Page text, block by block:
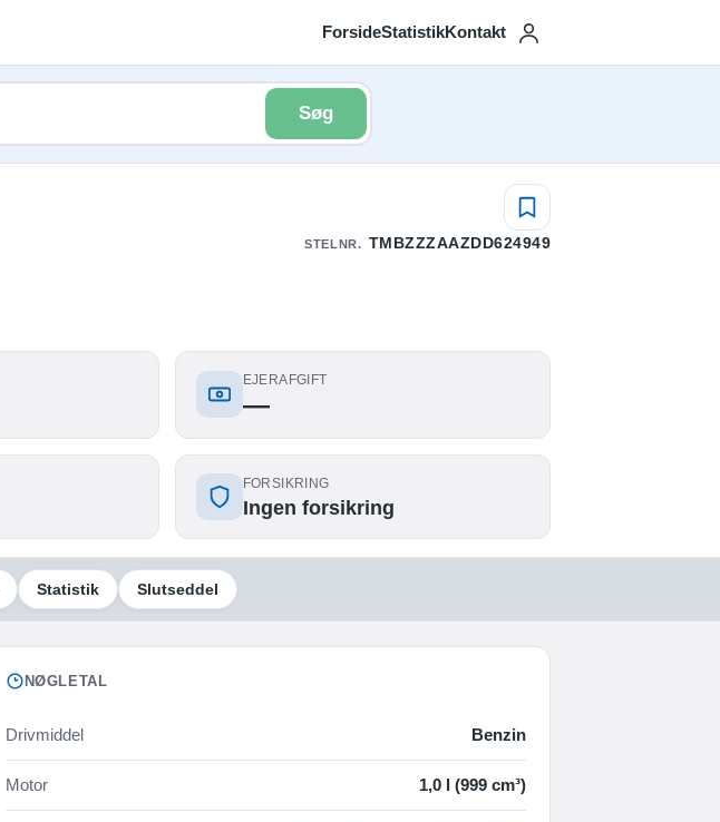
ForsideStatistikKontakt
Søg
STELNR. TMBZZZAAZDD624949
EJERAFGIFT
—
FORSIKRING
Ingen forsikring
Statistik Slutseddel
NØGLETAL
Drivmiddel Benzin
Motor 1,0 l (999 cm³)